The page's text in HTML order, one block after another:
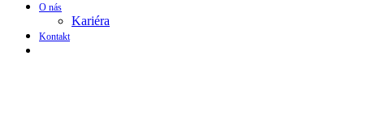
O nás
Kariéra
Kontakt